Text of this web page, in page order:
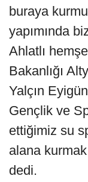
buraya
yapımında
Ahlatlı
Bakanlığı
Yalçın
Gençlik ve
ettiğimiz su
alana
dedi.